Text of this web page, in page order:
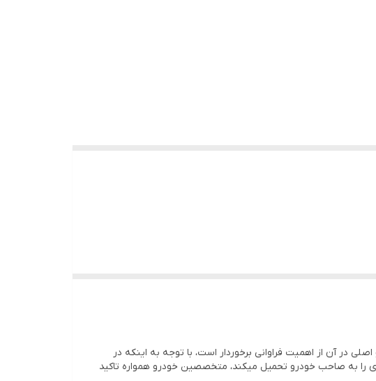
در آن از اهمیت فراوانی برخوردار است، با توجه به اینکه در
را به صاحب خودرو تحمیل میکند، متخصصین خودرو همواره تاکید